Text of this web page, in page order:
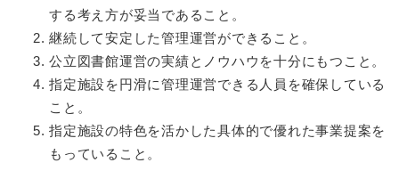
する考え方が妥当であること。
継続して安定した管理運営ができること。
公立図書館運営の実績とノウハウを十分にもつこと。
指定施設を円滑に管理運営できる人員を確保している
こと。
指定施設の特色を活かした具体的で優れた事業提案を
もっていること。